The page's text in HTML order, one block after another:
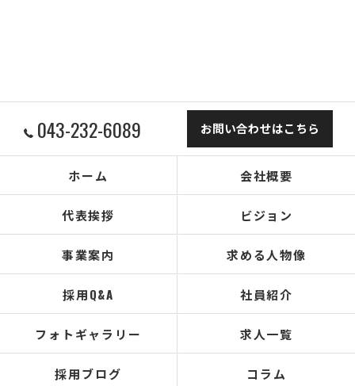
043-232-6089 お問い合わせはこちら
ホーム 会社概要
代表挨拶 ビジョン
事業案内 求める人物像
採用Q&A 社員紹介
フォトギャラリー 求人一覧
採用ブログ コラム